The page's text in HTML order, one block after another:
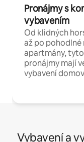
Pronájmy s
vybavením
Od klidných
až po pohodlné
apartmány,
pronájmy mají
vybavení
Vybavení a